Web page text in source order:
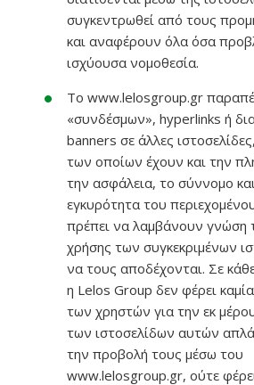
συγκεντρωθεί από τους
και αναφέρουν όλα όσα
ισχύουσα νομοθεσία.
Το www.lelosgroup.gr
«συνδέσμων», hyperlinks ή
banners σε άλλες
των οποίων έχουν και την
την ασφάλεια, το σύννομο
εγκυρότητα του
πρέπει να λαμβάνουν γνώση
χρήσης των συγκεκριμένων
να τους αποδέχονται. Σε
η Lelos Group δεν φέρει
των χρηστών για την εκ
των ιστοσελίδων αυτών
την προβολή τους μέσω του
www.lelosgroup.gr, ούτε